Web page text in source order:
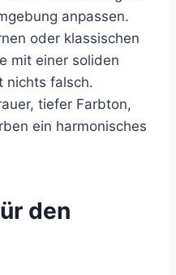
anpassen.
oder klassischen
mit einer soliden
nichts falsch.
tiefer Farbton,
ein harmonisches
den